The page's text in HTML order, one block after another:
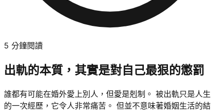
5 分鐘閱讀
出軌的本質，其實是對自己最狠的懲罰
誰都有可能在婚外愛上別人，但愛是剋制。 被出軌只是人生
的一次經歷，它令人非常痛苦。 但並不意味著婚姻生活的結